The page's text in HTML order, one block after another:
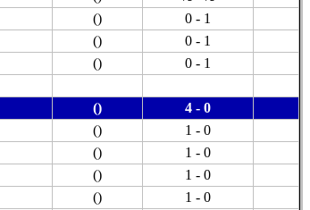
()
0 - 1
()
0 - 1
() 0 - 1
()
4 - 0
()
1 - 0
()
1 - 0
()
1 - 0
() 1 - 0